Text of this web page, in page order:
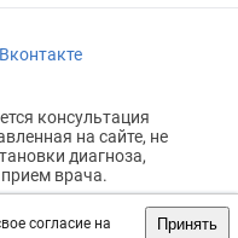
согласие на
Принять
Вконтакте
консультация
на сайте, не
диагноза,
врача.